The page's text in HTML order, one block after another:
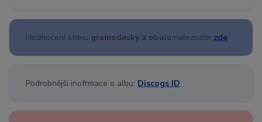
Hodnocení stavu gramodesky a obalu naleznete zde
Podrobnější inofrmace o albu: Discogs ID